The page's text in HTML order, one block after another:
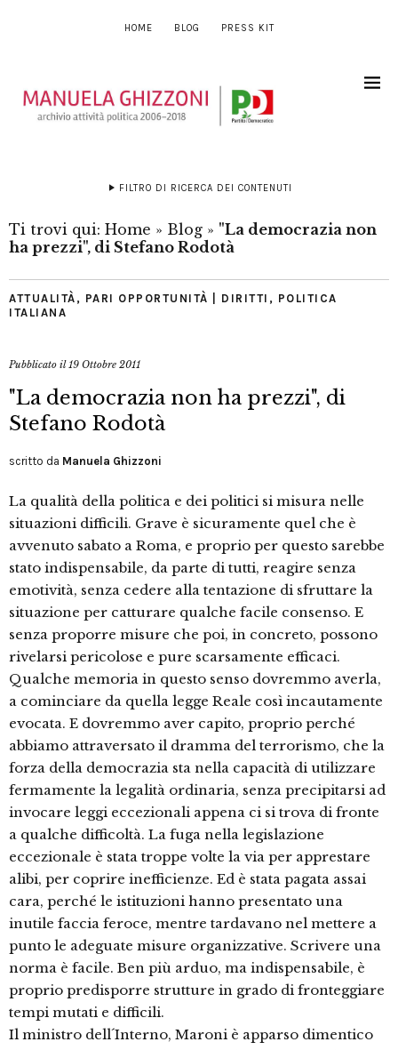
HOME BLOG PRESS KIT
FILTRO DI RICERCA DEI CONTENUTI
Ti trovi qui: Home » Blog » "La democrazia non
ha prezzi", di Stefano Rodotà
ATTUALITÀ , PARI OPPORTUNITÀ | DIRITTI , POLITICA
ITALIANA
Pubblicato il19 Ottobre 2011
"La democrazia non ha prezzi", di
Stefano Rodotà
scritto da Manuela Ghizzoni
La qualità della politica e dei politici si misura nelle
situazioni difficili. Grave è sicuramente quel che è
avvenuto sabato a Roma, e proprio per questo sarebbe
stato indispensabile, da parte di tutti, reagire senza
emotività, senza cedere alla tentazione di sfruttare la
situazione per catturare qualche facile consenso. E
senza proporre misure che poi, in concreto, possono
rivelarsi pericolose e pure scarsamente efficaci.
Qualche memoria in questo senso dovremmo averla,
a cominciare da quella legge Reale così incautamente
evocata. E dovremmo aver capito, proprio perché
abbiamo attraversato il dramma del terrorismo, che la
forza della democrazia sta nella capacità di utilizzare
fermamente la legalità ordinaria, senza precipitarsi ad
invocare leggi eccezionali appena ci si trova di fronte
a qualche difficoltà. La fuga nella legislazione
eccezionale è stata troppe volte la via per apprestare
alibi, per coprire inefficienze. Ed è stata pagata assai
cara, perché le istituzioni hanno presentato una
inutile faccia feroce, mentre tardavano nel mettere a
punto le adeguate misure organizzative. Scrivere una
norma è facile. Ben più arduo, ma indispensabile, è
proprio predisporre strutture in grado di fronteggiare
tempi mutati e difficili.
Il ministro dell´Interno, Maroni è apparso dimentico